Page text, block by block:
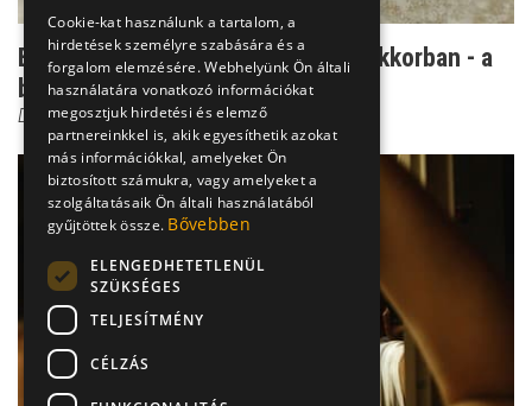
Emésztési rendellenesség gyermekkorban - a
baj nem jár egyed...
Dr. Beró Mariann
Cookie-kat használunk a tartalom, a
hirdetések személyre szabására és a
forgalom elemzésére. Webhelyünk Ön általi
használatára vonatkozó információkat
megosztjuk hirdetési és elemző
partnereinkkel is, akik egyesíthetik azokat
más információkkal, amelyeket Ön
biztosított számukra, vagy amelyeket a
szolgáltatásaik Ön általi használatából
gyűjtöttek össze. Bővebben
ELENGEDHETETLENÜL
SZÜKSÉGES
TELJESÍTMÉNY
CÉLZÁS